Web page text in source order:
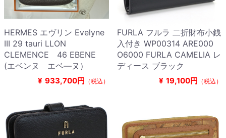
HERMES エヴリン Evelyne
III 29 tauri LLON
CLEMENCE 46 EBENE
(エベンヌ エベ―ヌ）
¥ 933,700円 （税込）
FURLA フルラ 二折財布小銭
入付き WP00314 ARE000
O6000 FURLA CAMELIA レ
ディース ブラック
¥ 19,100円 （税込）